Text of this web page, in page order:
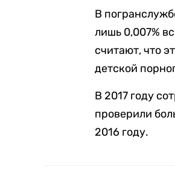
В
лишь 0,007%
считают, что
детской
В 2017 году
проверили
2016 году.